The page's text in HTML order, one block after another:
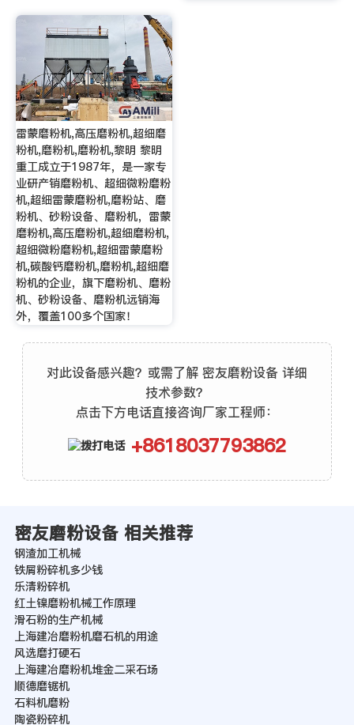
雷蒙磨粉机,高压磨粉机,超细磨
粉机,磨粉机,磨粉机,黎明 黎明
重工成立于1987年，是一家专
业研产销磨粉机、超细微粉磨粉
机,超细雷蒙磨粉机,磨粉站、磨
粉机、砂粉设备、磨粉机，雷蒙
磨粉机,高压磨粉机,超细磨粉机,
超细微粉磨粉机,超细雷蒙磨粉
机,碳酸钙磨粉机,磨粉机,超细磨
粉机的企业，旗下磨粉机、磨粉
机、砂粉设备、磨粉机远销海
外，覆盖100多个国家！
对此设备感兴趣？或需了解 密友磨粉设备 详细
技术参数？
点击下方电话直接咨询厂家工程师：
+8618037793862
密友磨粉设备 相关推荐
钢渣加工机械
铁屑粉碎机多少钱
乐清粉碎机
红土镍磨粉机械工作原理
滑石粉的生产机械
上海建冶磨粉机磨石机的用途
风选磨打硬石
上海建冶磨粉机堆金二采石场
顺德磨锯机
石料机磨粉
陶瓷粉碎机